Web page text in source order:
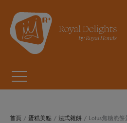
首頁 / 蛋糕美點 / 法式雜餅 / Lotus焦糖脆餅